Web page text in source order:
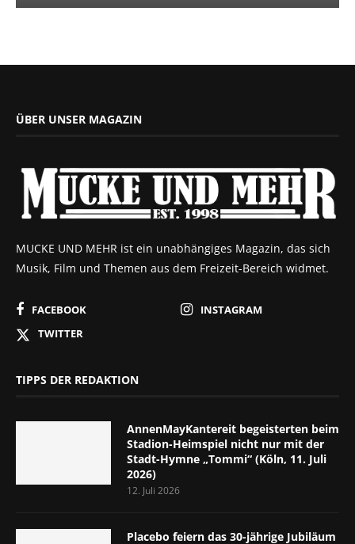
ÜBER UNSER MAGAZIN
MUCKE UND MEHR ist ein unabhängiges Magazin, das sich
Musik, Film und Themen aus dem Freizeit-Bereich widmet.
FACEBOOK
INSTAGRAM
TWITTER
TIPPS DER REDAKTION
AnnenMayKantereit begeisterten beim
Stadion-Heimspiel nicht nur mit der
Stadt-Hymne „Tommi“ (Köln, 11. Juli
2026)
12. Juli 2026
Placebo feiern das 30-jährige Jubiläum